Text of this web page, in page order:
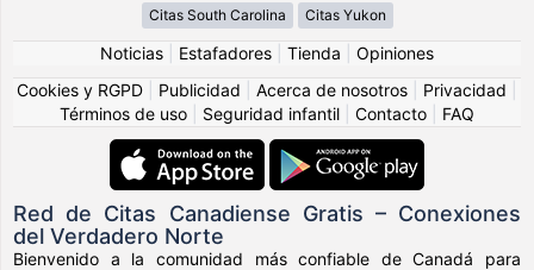
Citas South Carolina Citas Yukon
Noticias Estafadores Tienda
Opiniones
Cookies y RGPD
Publicidad Acerca de nosotros Privacidad
Términos de uso
Seguridad infantil Contacto FAQ
Red de Citas Canadiense Gratis – Conexiones
del Verdadero Norte
Bienvenido a la comunidad más confiable de Canadá para